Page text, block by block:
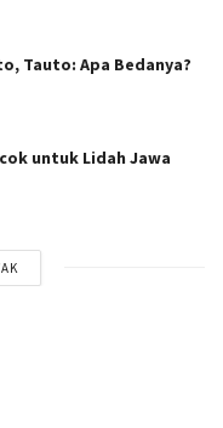
Tauto: Apa Bedanya?
untuk Lidah Jawa